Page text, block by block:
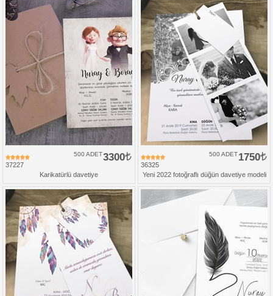
37227
3300
500 ADET
Karikatürlü davetiye
36325
1750
500 ADET
Yeni 2022 fotoğraflı düğün davetiye modeli